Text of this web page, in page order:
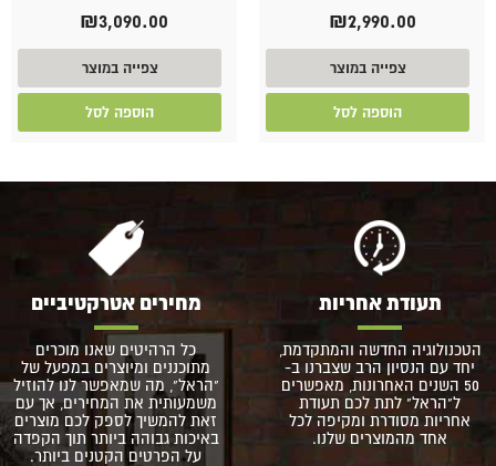
₪2,990.00
צפייה במוצר
הוספה לסל
₪3,090.00
צפייה במוצר
הוספה לסל
תעודת אחריות
הטכנולוגיה החדשה והמתקדמת,
יחד עם הנסיון הרב שצברנו ב-
50 השנים האחרונות, מאפשרים
ל"הראל" לתת לכם תעודת
אחריות מסודרת ומקיפה לכל
אחד מהמוצרים שלנו.
מחירים אטרקטיביים
כל הרהיטים שאנו מוכרים
מתוכננים ומיוצרים במפעל של
"הראל", מה שמאפשר לנו להוזיל
משמעותית את המחירים, אך עם
זאת להמשיך לספק לכם מוצרים
באיכות גבוהה ביותר תוך הקפדה
על הפרטים הקטנים ביותר.